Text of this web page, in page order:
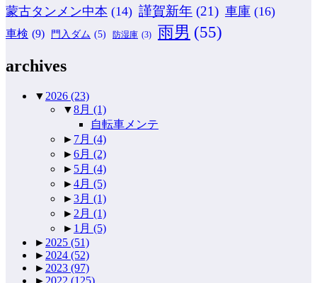
蒙古タンメン中本 (14) 謹賀新年 (21) 車庫 (16)
車検 (9) 門入ダム (5) 防湿庫 (3) 雨男 (55)
archives
▼ 2026 (23)
▼8月 (1)
自転車メンテ
► 7月 (4)
►6月 (2)
► 5月 (4)
►4月 (5)
►3月 (1)
► 2月 (1)
► 1月 (5)
► 2025 (51)
► 2024 (52)
► 2023 (97)